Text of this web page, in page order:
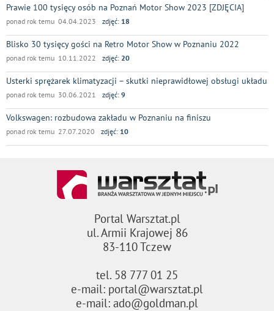
Prawie 100 tysięcy osób na Poznań Motor Show 2023 [ZDJĘCIA]
ponad rok temu 04.04.2023 zdjęć: 18
Blisko 30 tysięcy gości na Retro Motor Show w Poznaniu 2022
ponad rok temu 10.11.2022 zdjęć: 20
Usterki sprężarek klimatyzacji – skutki nieprawidłowej obsługi układu
ponad rok temu 30.06.2021 zdjęć: 9
Volkswagen: rozbudowa zakładu w Poznaniu na finiszu
ponad rok temu 27.07.2020 zdjęć: 10
Portal Warsztat.pl
ul. Armii Krajowej 86
83-110 Tczew
tel. 58 777 01 25
e-mail: portal@warsztat.pl
e-mail: ado@goldman.pl